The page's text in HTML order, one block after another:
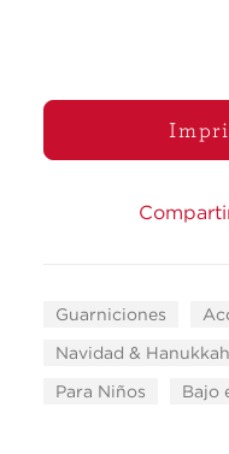
Guarniciones
Navidad & Hanukkah
Para Niños
Bajo